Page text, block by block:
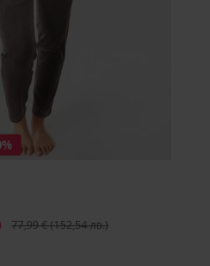
Първоначална цена
77,99 €(152,54 лв.)